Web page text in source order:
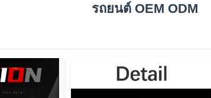
รถยนต์ OEM ODM